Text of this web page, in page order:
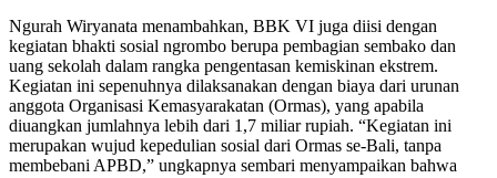
Ngurah Wiryanata menambahkan, BBK VI juga diisi dengan
kegiatan bhakti sosial ngrombo berupa pembagian sembako dan
uang sekolah dalam rangka pengentasan kemiskinan ekstrem.
Kegiatan ini sepenuhnya dilaksanakan dengan biaya dari urunan
anggota Organisasi Kemasyarakatan (Ormas), yang apabila
diuangkan jumlahnya lebih dari 1,7 miliar rupiah. “Kegiatan ini
merupakan wujud kepedulian sosial dari Ormas se-Bali, tanpa
membebani APBD,” ungkapnya sembari menyampaikan bahwa